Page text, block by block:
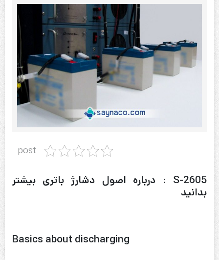
post
S-2605 : درباره اصول دشارژ باتری بیشتر
بدانید
Basics about discharging